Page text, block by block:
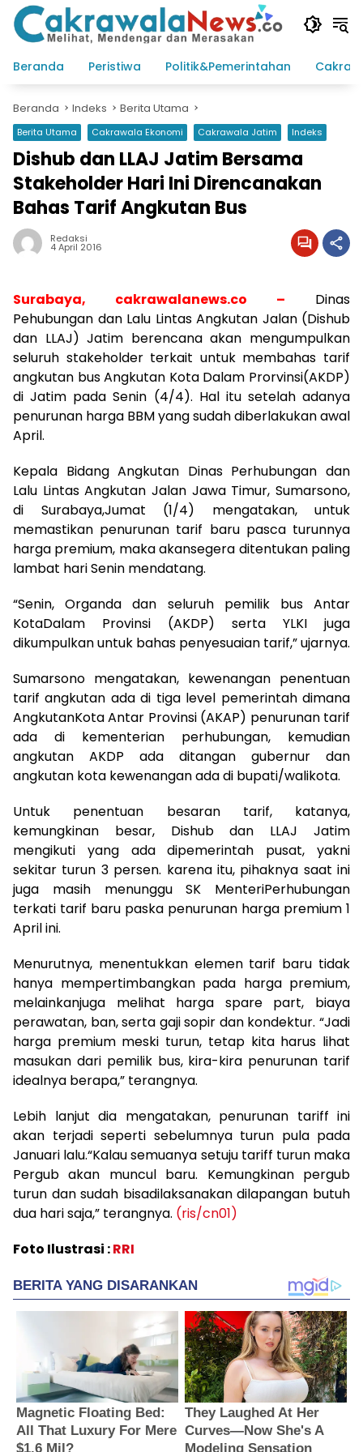
Langsung
konten
Beranda
Peristiwa Politik&Pemerintahan
Beranda Indeks Berita Utama
Berita Utama Cakrawala Ekonomi Cakrawala Jatim Indeks
Dishub dan LLAJ Jatim Bersama
Stakeholder Hari Ini Direncanakan
Bahas Tarif Angkutan Bus
Redaksi
4 April 2016
Surabaya, cakrawalanews.co –
Dinas
Pehubungan dan Lalu Lintas Angkutan Jalan(Dishub
dan LLAJ)Jatim berencana akan mengumpulkan
seluruh stakeholder terkait untuk membahas tarif
angkutan busAngkutan Kota Dalam Prorvinsi(AKDP)
di Jatim pada Senin (4/4). Hal itu setelah adanya
penurunan harga BBMyangsudahdiberlakukanawal
April.
Kepala Bidang Angkutan Dinas Perhubungan dan
Lalu Lintas Angkutan Jalan Jawa Timur,Sumarsono,
di Surabaya,Jumat (1/4) mengatakan, untuk
memastikan penurunan tarif baru pasca turunnya
harga premium, makaakansegera ditentukanpaling
lambat hariSenin mendatang.
“Senin,Organda dan seluruh pemilikbusAntar
KotaDalam Provinsi (AKDP) serta YLKI
juga
dikumpulkanuntuk bahas penyesuaian tarif,”ujarnya.
Sumarsono mengatakan, kewenangan penentuan
tarif angkutan ada di tigalevel pemerintah dimana
AngkutanKotaAntar Provinsi(AKAP) penurunan tarif
ada
di kementerian perhubungan, kemudian
angkutan
AKDP ada ditangan gubernur
dan
angkutan kota kewenanganadadi bupati/walikota.
Untuk
penentuan besaran tarif, katanya,
kemungkinan
besar, Dishub dan LLAJ
Jatim
mengikuti yang ada dipemerintah pusat,yakni
sekitar turun 3 persen. karena itu, pihaknya saat ini
juga
masih menungguSK MenteriPerhubungan
terkati tarif baru paska penurunan harga premium 1
Aprilini.
Menurutnya, menentukkan elemen tarif baru tidak
hanya mempertimbangkan pada hargapremium,
melainkanjuga melihat harga spare part, biaya
perawatan, ban,serta gajisopir dan kondektur. “Jadi
harga premium meski turun, tetap kita harus lihat
masukan dari pemilikbus, kira-kira penurunan tarif
idealnya berapa,” terangnya.
Lebih lanjut dia mengatakan, penurunan tariff ini
akan terjadi seperti sebelumnya turun pula pada
Januari lalu.“Kalausemuanya setujutariff turun maka
Pergub akan muncul baru. Kemungkinan pergub
turun dan sudah bisadilaksanakan dilapangan butuh
dua harisaja,” terangnya. (ris/cn01)
Foto Ilustrasi :RRI